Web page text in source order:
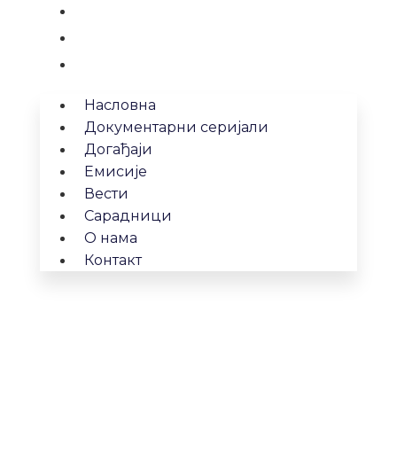
Насловна
Документарни серијали
Догађаји
Емисије
Вести
Сарадници
О нама
Контакт